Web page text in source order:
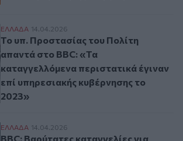
Το υπ. Προστασίας του Πολίτη απαντά
ΕΛΛAΔΑ 14.04.2026
Το υπ. Προστασίας του Πολίτη
απαντά στο BBC: «Τα
καταγγελλόμενα περιστατικά έγιναν
επί υπηρεσιακής κυβέρνησης το
2023»
BBC: Βαρύτατες καταγγελίες για
ΕΛΛAΔΑ 14.04.2026
BBC: Βαρύτατες καταγγελίες για